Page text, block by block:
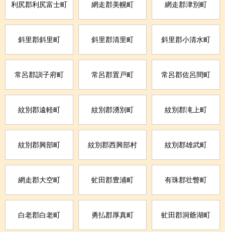
利尻郡利尻富士町 網走郡美幌町 網走郡津別町
斜里郡斜里町 斜里郡清里町 斜里郡小清水町
常呂郡訓子府町 常呂郡置戸町 常呂郡佐呂間町
紋別郡遠軽町 紋別郡湧別町 紋別郡滝上町
紋別郡興部町 紋別郡西興部村 紋別郡雄武町
網走郡大空町 虻田郡豊浦町 有珠郡壮瞥町
白老郡白老町 勇払郡厚真町 虻田郡洞爺湖町